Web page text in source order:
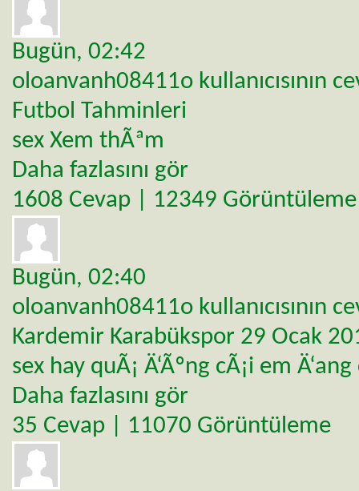
Bugün, 02:42
oloanvanh08411o kullanıcısının
Futbol Tahminleri
sex Xem thÃªm
Daha fazlasını gör
1608 Cevap | 12349 Görüntüleme
Bugün, 02:40
oloanvanh08411o kullanıcısının
Kardemir Karabükspor 29 Ocak
sex hay quÃ¡ Ä‘Ãºng cÃ¡i em
Daha fazlasını gör
35 Cevap | 11070 Görüntüleme